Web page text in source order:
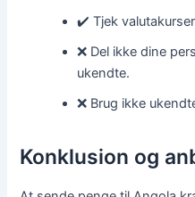
✔️ Tjek
❌ Del ikke dine
ukendte.
❌ Brug ikke
Konklusion og